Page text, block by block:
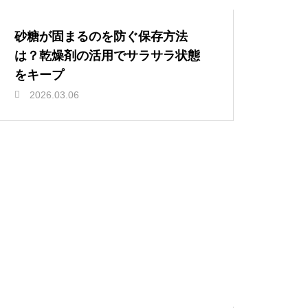
砂糖が固まるのを防ぐ保存方法
は？乾燥剤の活用でサラサラ状態
をキープ
2026.03.06